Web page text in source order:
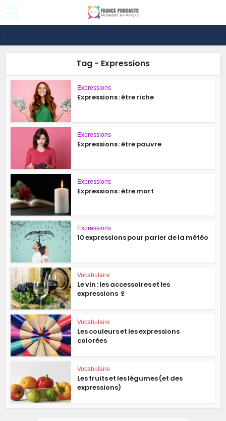
Tag - Expressions
Expressions
Expressions : être riche
Expressions
Expressions : être pauvre
Expressions
Expressions : être mort
Expressions
10 expressions pour parler de la météo
Vocabulaire
Le vin : les accessoires et les
expressions 🍷
Vocabulaire
Les couleurs et les expressions
colorées
Vocabulaire
Les fruits et les légumes (et des
expressions)